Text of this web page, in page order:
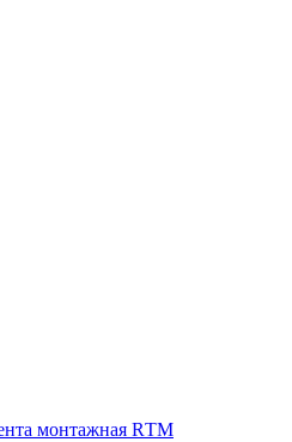
монтажная RТМ